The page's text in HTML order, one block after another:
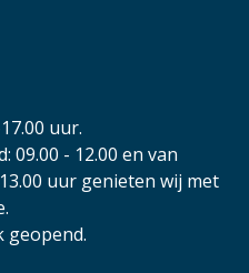
uur.
09.00 - 12.00 en van
uur genieten wij met
geopend.